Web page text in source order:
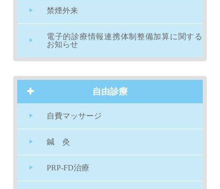
禁煙外来
電子的診療情報連携体制整備加算に関する
お知らせ
自由診療
自費マッサージ
鍼 灸
PRP-FD治療